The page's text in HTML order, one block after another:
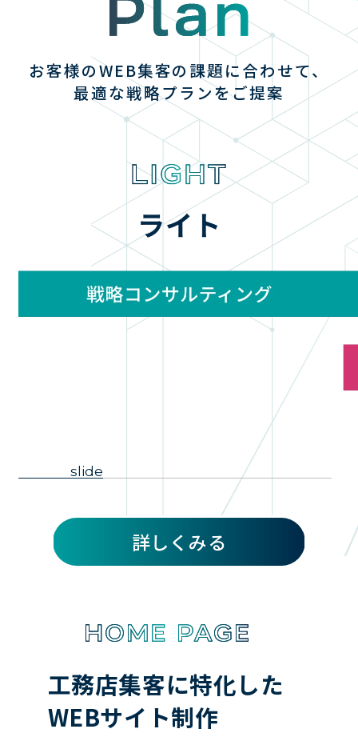
お客様のWEB集客の課題に合わせて、
最適な戦略プランをご提案
slide
詳しくみる
工務店集客に特化した
WEBサイト制作